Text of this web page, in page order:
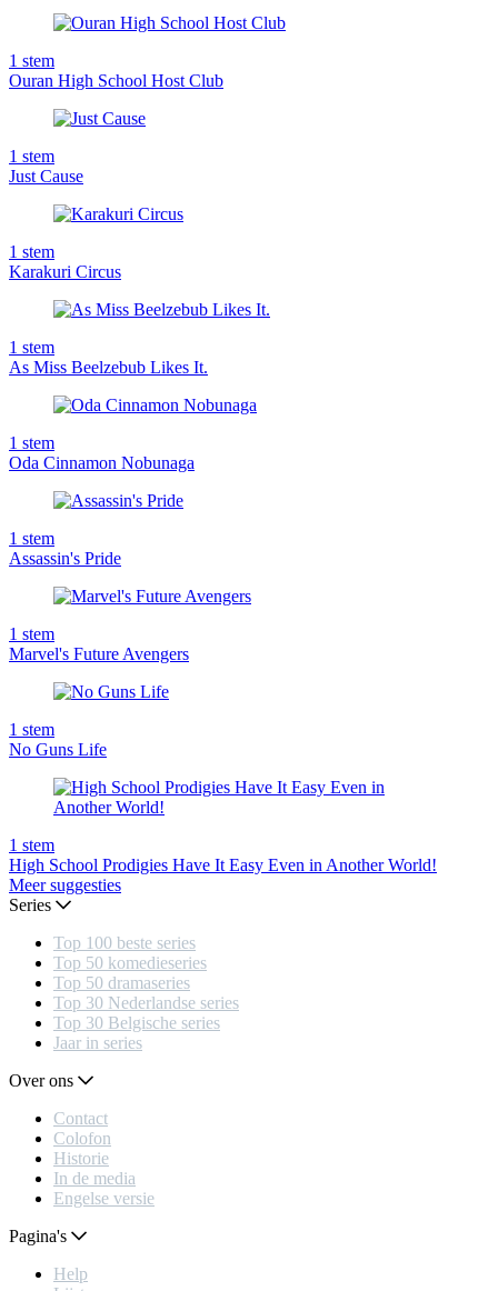
1 stem
Ouran High School Host Club
1 stem
Just Cause
1 stem
Karakuri Circus
1 stem
As Miss Beelzebub Likes It.
1 stem
Oda Cinnamon Nobunaga
1 stem
Assassin's Pride
1 stem
Marvel's Future Avengers
1 stem
No Guns Life
1 stem
High School Prodigies Have It Easy Even in Another World!
Meer suggesties
Series
Top 100 beste series
Top 50 komedieseries
Top 50 dramaseries
Top 30 Nederlandse series
Top 30 Belgische series
Jaar in series
Over ons
Contact
Colofon
Historie
In de media
Engelse versie
Pagina's
Help